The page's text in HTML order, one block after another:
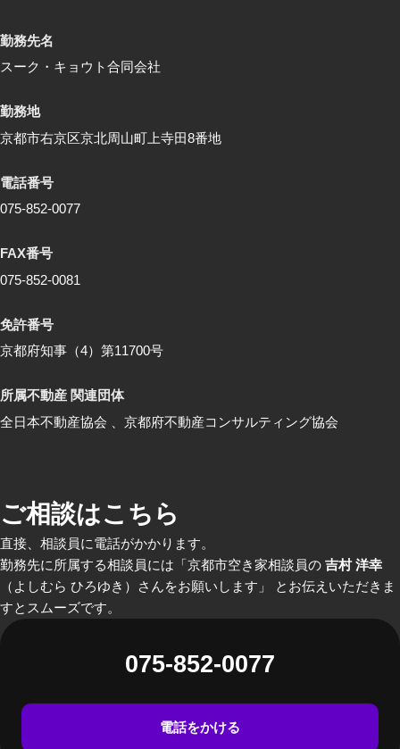
勤務先名
スーク・キョウト合同会社
勤務地
京都市右京区京北周山町上寺田8番地
電話番号
075-852-0077
FAX番号
075-852-0081
免許番号
京都府知事（4）第11700号
所属不動産 関連団体
全日本不動産協会 、京都府不動産コンサルティング協会
ご相談はこちら
直接、相談員に電話がかかります。
勤務先に所属する相談員には「京都市空き家相談員の 吉村 洋幸
（よしむら ひろゆき）さんをお願いします」 とお伝えいただきま
すとスムーズです。
075-852-0077
電話をかける